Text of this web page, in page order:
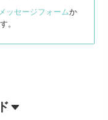
メッセージフォームか
。